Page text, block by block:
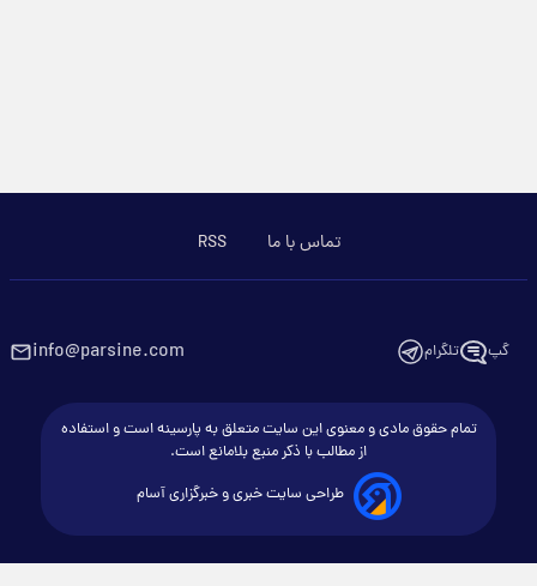
تماس با ما RSS
گپ تلگرام info@parsine.com
تمام حقوق مادی و معنوی این سایت متعلق به پارسینه است و استفاده
از مطالب با ذکر منبع بلامانع است.
طراحی سایت خبری و خبرگزاری آسام